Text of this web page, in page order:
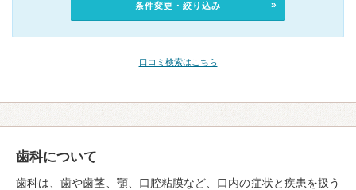
条件変更・絞り込み
口コミ検索はこちら
歯科について
歯科は、歯や歯茎、顎、口腔粘膜など、口内の症状と疾患を扱う